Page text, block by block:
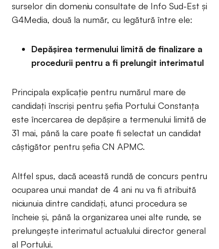
surselor din domeniu consultate de Info Sud-Est și
G4Media, două la număr, cu legătură între ele:
Depășirea termenului limită de finalizare a
procedurii pentru a fi prelungit interimatul
Principala explicație pentru numărul mare de
candidați înscriși pentru șefia Portului Constanța
este încercarea de depășire a termenului limită de
31 mai, până la care poate fi selectat un candidat
câștigător pentru șefia CN APMC.
Altfel spus, dacă această rundă de concurs pentru
ocuparea unui mandat de 4 ani nu va fi atribuită
niciunuia dintre candidați, atunci procedura se
încheie și, până la organizarea unei alte runde, se
prelungește interimatul actualului director general
al Portului.